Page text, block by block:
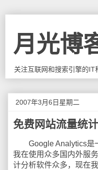
月光博
关注互联网和搜索引擎的IT
2007年3月6日星期二
免费网站流量统
Google Analytics是一
我在使用众多国内外服
计分析软件众多，现在